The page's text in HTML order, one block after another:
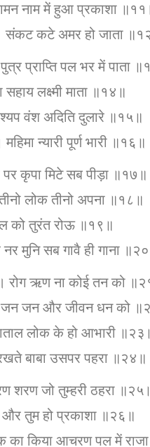
नाम में हुआ प्रकाशा
संकट कटे अमर हो जाता
प्राप्ति पल भर में पाता
लक्ष्मी माता ॥१४॥
वंश अदिति दुलारे ॥१५॥
न्यारी पूर्ण भारी ॥१६॥
कृपा मिटे सब पीड़ा ॥१७॥
लोक तीनो अपना ॥१८॥
को तुरंत रोऊ ॥१९॥
मुनि सब गावै ही गाना
रोग ऋण ना कोई तन को
जन जन और जीवन धन को
लोक के हो आभारी
बाबा उसपर पहरा ॥२४॥
शरण जो तुम्हरी ठहरा
और तुम हो प्रकाशा ॥२६॥
का किया आचरण पल में